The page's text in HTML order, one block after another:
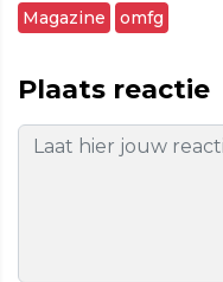
Magazine omfg
Plaats reactie